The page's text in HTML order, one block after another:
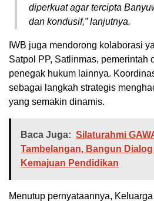
diperkuat agar tercipta
dan kondusif,” lanjutnya.
IWB juga mendorong kolaborasi
Satpol PP, Satlinmas, pemerintah
penegak hukum lainnya.
sebagai langkah strategis
yang semakin dinamis.
Baca Juga: Silaturahmi
Tambelangan, Bangun
Kemajuan Pendidikan
Menutup pernyataannya,